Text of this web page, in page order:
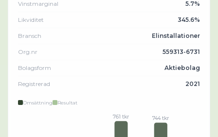
Vinstmarginal 5.7%
Likviditet 345.6%
Bransch Elinstallationer
Org.nr 559313-6731
Bolagsform Aktiebolag
Registrerad 2021
Omsättning Resultat
761 tkr 744 tkr